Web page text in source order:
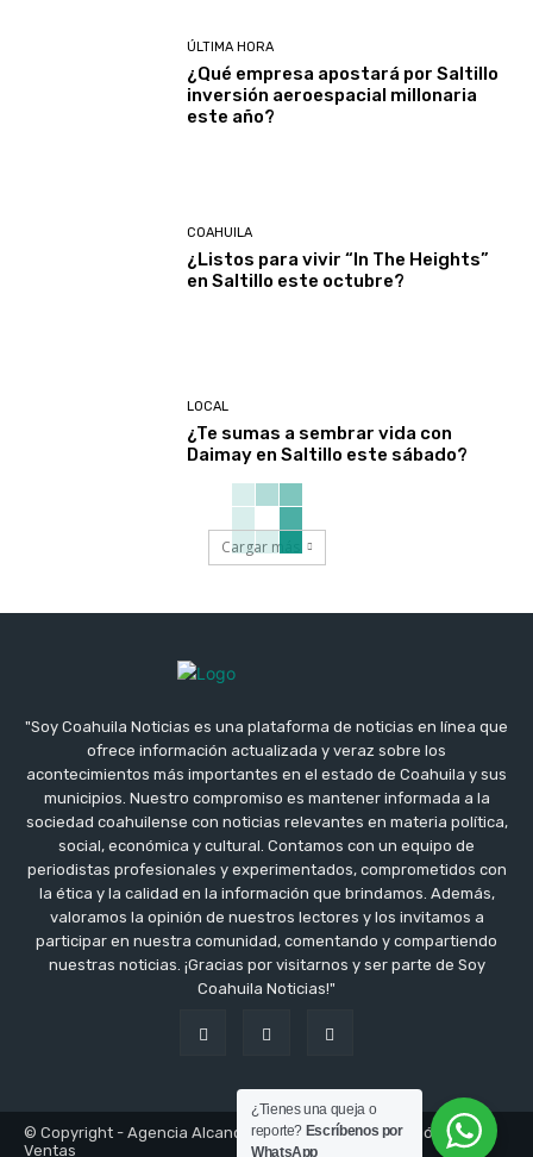
ÚLTIMA HORA
¿Qué empresa apostará por Saltillo
inversión aeroespacial millonaria
este año?
COAHUILA
¿Listos para vivir “In The Heights”
en Saltillo este octubre?
LOCAL
¿Te sumas a sembrar vida con
Daimay en Saltillo este sábado?
Cargar más
"Soy Coahuila Noticias es una plataforma de noticias en línea que
ofrece información actualizada y veraz sobre los
acontecimientos más importantes en el estado de Coahuila y sus
municipios. Nuestro compromiso es mantener informada a la
sociedad coahuilense con noticias relevantes en materia política,
social, económica y cultural. Contamos con un equipo de
periodistas profesionales y experimentados, comprometidos con
la ética y la calidad en la información que brindamos. Además,
valoramos la opinión de nuestros lectores y los invitamos a
participar en nuestra comunidad, comentando y compartiendo
nuestras noticias. ¡Gracias por visitarnos y ser parte de Soy
Coahuila Noticias!"
© Copyright - Agencia Alcance Inovacción Comunicación y
Ventas
¿Tienes una queja o
reporte? Escríbenos por
WhatsApp